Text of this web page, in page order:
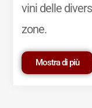
vini delle
zone.
Mostra di più